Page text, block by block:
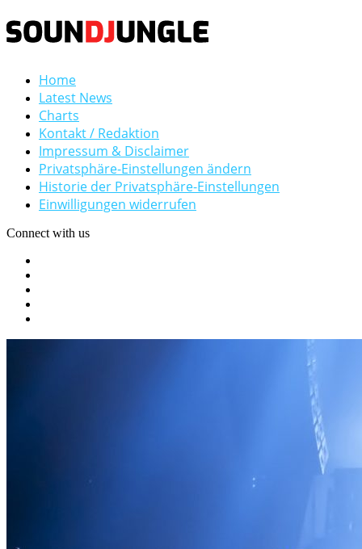
Home
Latest News
Charts
Kontakt / Redaktion
Impressum & Disclaimer
Privatsphäre-Einstellungen ändern
Historie der Privatsphäre-Einstellungen
Einwilligungen widerrufen
Connect with us